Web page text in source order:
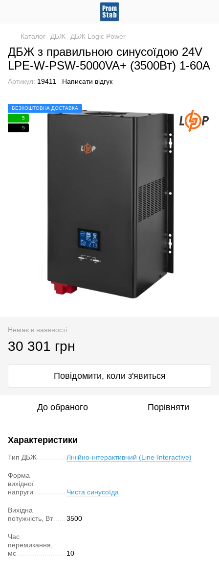
Каталог ДБЖ ДБЖ Logic Power
ДБЖ з правильною синусоїдою 24V
LPE-W-PSW-5000VA+ (3500Вт) 1-60A
Артикул: 19411 Написати відгук
БЕЗКОШТОВНА ДОСТАВКА
5
5
Немає в наявності
30 301 грн
Повідомити, коли з'явиться
До обраного Порівняти
Характеристики
Тип ДБЖ Лінійно-інтерактивний (Line-Interactive)
Форма
вихідної
напруги
Чиста синусоїда
Вихідна
потужність, Вт
3500
Час
перемикання,
мс
10